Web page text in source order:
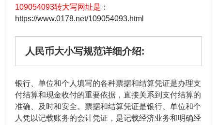
109054093转大写网址是 ：
https://www.0178.net/109054093.html
人民币大小写规范详细介绍:
银行、单位和个人填写的各种票据和结算凭证是办理支
付结算和现金收付的重要依据，直接关系到支付结算的
准确、及时和安全。票据和结算凭证是银行、单位和个
人凭以记载账务的会计凭证，是记载经济业务和明确经